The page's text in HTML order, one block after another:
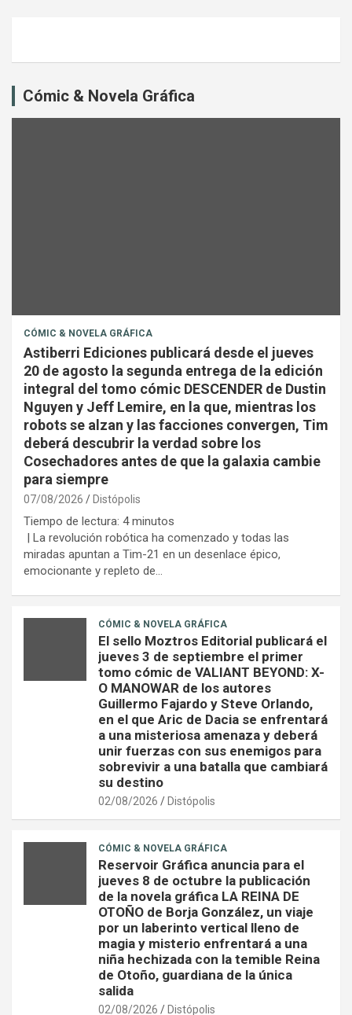
Cómic & Novela Gráfica
CÓMIC & NOVELA GRÁFICA
Astiberri Ediciones publicará desde el jueves
20 de agosto la segunda entrega de la edición
integral del tomo cómic DESCENDER de Dustin
Nguyen y Jeff Lemire, en la que, mientras los
robots se alzan y las facciones convergen, Tim
deberá descubrir la verdad sobre los
Cosechadores antes de que la galaxia cambie
para siempre
07/08/2026 Distópolis
Tiempo de lectura: 4 minutos
| La revolución robótica ha comenzado y todas las
miradas apuntan a Tim-21 en un desenlace épico,
emocionante y repleto de…
CÓMIC & NOVELA GRÁFICA
El sello Moztros Editorial publicará el
jueves 3 de septiembre el primer
tomo cómic de VALIANT BEYOND: X-
O MANOWAR de los autores
Guillermo Fajardo y Steve Orlando,
en el que Aric de Dacia se enfrentará
a una misteriosa amenaza y deberá
unir fuerzas con sus enemigos para
sobrevivir a una batalla que cambiará
su destino
02/08/2026 Distópolis
CÓMIC & NOVELA GRÁFICA
Reservoir Gráfica anuncia para el
jueves 8 de octubre la publicación
de la novela gráfica LA REINA DE
OTOÑO de Borja González, un viaje
por un laberinto vertical lleno de
magia y misterio enfrentará a una
niña hechizada con la temible Reina
de Otoño, guardiana de la única
salida
02/08/2026 Distópolis